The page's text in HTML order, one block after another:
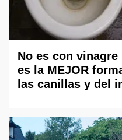
No es con
es la MEJOR
las canillas y del